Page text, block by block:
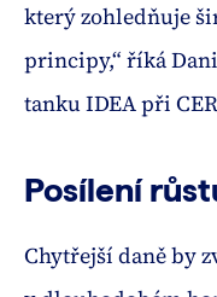
který zohledňuje
principy,“ říká
tanku IDEA při
Posílení
Chytřejší daně by